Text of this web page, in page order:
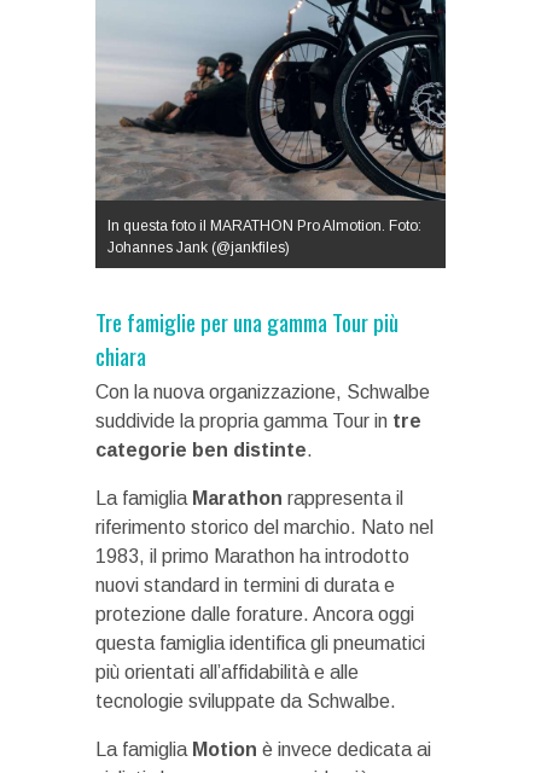
In questa foto il MARATHON Pro Almotion. Foto:
Johannes Jank (@jankfiles)
Tre famiglie per una gamma Tour più
chiara
Con la nuova organizzazione, Schwalbe
suddivide la propria gamma Tour in tre
categorie ben distinte.
La famiglia Marathon rappresenta il
riferimento storico del marchio. Nato nel
1983, il primo Marathon ha introdotto
nuovi standard in termini di durata e
protezione dalle forature. Ancora oggi
questa famiglia identifica gli pneumatici
più orientati all’affidabilità e alle
tecnologie sviluppate da Schwalbe.
La famiglia Motion è invece dedicata ai